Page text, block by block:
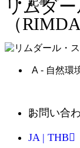
お問い合
JA | THB
リムダ
（
A - 自然環